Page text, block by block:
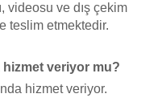
videosu ve dış çekim
teslim etmektedir.
hizmet veriyor mu?
hizmet veriyor.